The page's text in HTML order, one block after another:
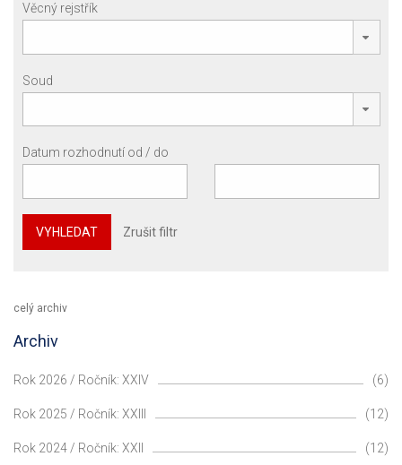
Věcný rejstřík
Soud
Datum rozhodnutí od / do
VYHLEDAT Zrušit filtr
celý archiv
Archiv
Rok 2026 / Ročník: XXIV (6)
Rok 2025 / Ročník: XXIII (12)
Rok 2024 / Ročník: XXII (12)